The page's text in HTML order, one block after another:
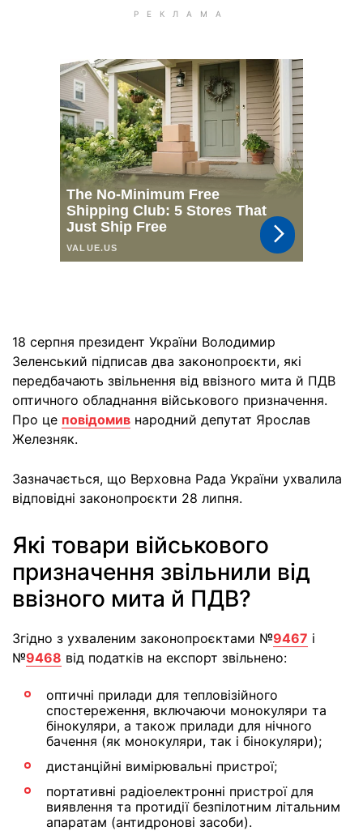
18 серпня президент України Володимир
Зеленський підписав два законопроєкти, які
передбачають звільнення від ввізного мита й ПДВ
оптичного обладнання військового призначення.
Про це повідомив народний депутат Ярослав
Железняк.
Зазначається, що Верховна Рада України ухвалила
відповідні законопроєкти 28 липня.
Які товари військового
призначення звільнили від
ввізного мита й ПДВ?
Згідно з ухваленим законопроєктами №9467 і
№9468 від податків на експорт звільнено:
оптичні прилади для тепловізійного
спостереження, включаючи монокуляри та
бінокуляри, а також прилади для нічного
бачення (як монокуляри, так і бінокуляри);
дистанційні вимірювальні пристрої;
портативні радіоелектронні пристрої для
виявлення та протидії безпілотним літальним
апаратам (антидронові засоби).